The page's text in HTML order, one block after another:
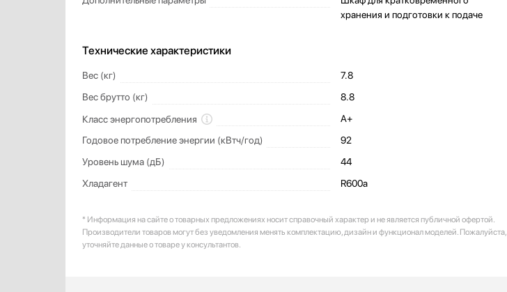
хранения и подготовки к подаче
Технические характеристики
Вес (кг)
7.8
Вес брутто (кг)
8.8
Класс энергопотребления
A+
Годовое потребление энергии (кВтч/год)
92
Уровень шума (дБ)
44
Хладагент
R600a
* Информация на сайте о товарных предложениях носит справочный характер и не является публичной офертой.
Производители товаров могут без уведомления менять комплектацию, дизайн и функционал моделей. Пожалуйста,
уточняйте данные о товаре у консультантов.